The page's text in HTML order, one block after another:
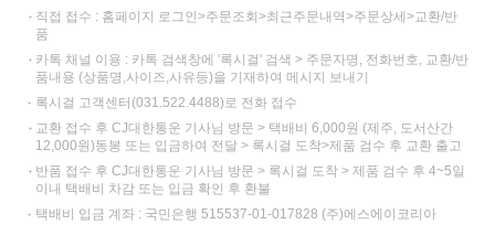
직접 접수 : 홈페이지 로그인>주문조회>최근주문내역>주문상세>교환/반
품
카톡 채널 이용 : 카톡 검색창에 '록시걸' 검색 > 주문자명, 전화번호, 교환/반
품내용 (상품명,사이즈,사유등)을 기재하여 메시지 보내기
록시걸 고객센터(031.522.4488)로 전화 접수
교환 접수 후 CJ대한통운 기사님 방문 > 택배비 6,000원 (제주, 도서산간
12,000원)동봉 또는 입금하여 전달 > 록시걸 도착>제품 검수 후 교환 출고
반품 접수 후 CJ대한통운 기사님 방문 > 록시걸 도착 > 제품 검수 후 4~5일
이내 택배비 차감 또는 입금 확인 후 환불
택배비 입금 계좌 : 국민은행 515537-01-017828 (주)에스에이코리아